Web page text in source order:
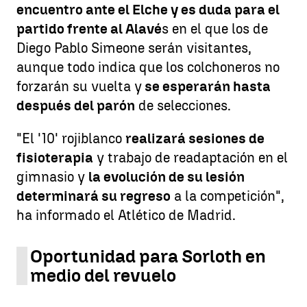
encuentro ante el Elche y es duda para el
partido frente al Alavés en el que los de
Diego Pablo Simeone serán visitantes,
aunque todo indica que los colchoneros no
forzarán su vuelta yse esperarán hasta
después del parón de selecciones.
"El '10' rojiblanco realizará sesiones de
fisioterapia y trabajo de readaptación en el
gimnasio y la evolución de su lesión
determinará su regreso a la competición",
ha informado el Atlético de Madrid.
Oportunidad para Sorloth en
medio del revuelo